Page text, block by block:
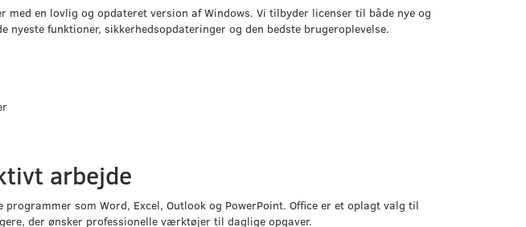
med en lovlig og opdateret version af Windows. Vi tilbyder licenser til både nye og
nyeste funktioner, sikkerhedsopdateringer og den bedste brugeroplevelse.
arbejde
som Word, Excel, Outlook og PowerPoint. Office er et oplagt valg til
der ønsker professionelle værktøjer til daglige opgaver.